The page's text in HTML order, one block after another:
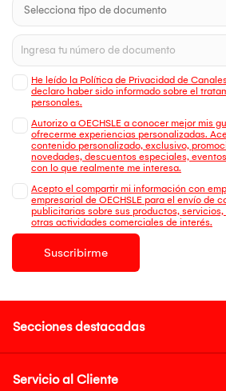
He leído la Política de Privacidad de
declaro haber sido informado sobre el
personales.
Autorizo a OECHSLE a conocer mejor mis
ofrecerme experiencias personalizadas.
contenido personalizado, exclusivo,
novedades, descuentos especiales,
con lo que realmente me interesa.
Acepto el compartir mi información con
empresarial de OECHSLE para el envío de
publicitarias sobre sus productos,
otras actividades comerciales de interés.
Suscribirme
Secciones destacadas
Servicio al Cliente